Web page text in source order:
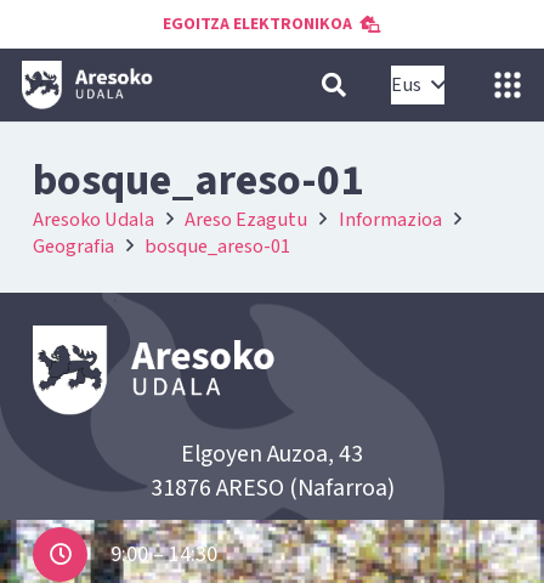
EGOITZA ELEKTRONIKOA
Eus
bosque_areso-01
Aresoko Udala Areso Ezagutu
Informazioa
Geografia
bosque_areso-01
Elgoyen Auzoa, 43
31876 ARESO (Nafarroa)
9:00 – 14:30